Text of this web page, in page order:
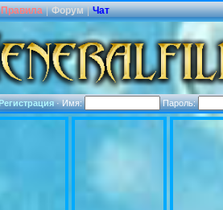
Правила | Форум | Чат
·Имя: Пароль: